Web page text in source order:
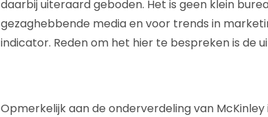
daarbij uiteraard geboden. Het is geen klein
gezaghebbende media en voor trends in
indicator. Reden om het hier te bespreken is de
Opmerkelijk aan de onderverdeling van